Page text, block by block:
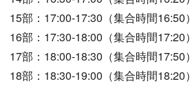
15部：17:00-17:30（集合時間16:50）
16部：17:30-18:00（集合時間17:20）
17部：18:00-18:30（集合時間17:50）
18部：18:30-19:00（集合時間18:20）